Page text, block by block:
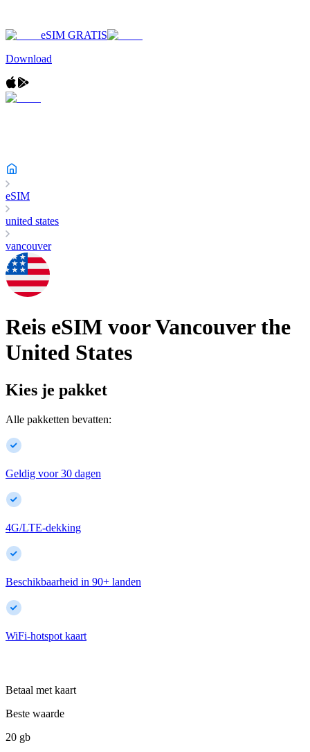
eSIM GRATIS
Download
eSIM
united states
vancouver
Reis eSIM voorVancouver the
United States
Kies je pakket
Alle pakketten bevatten:
Geldig voor 30 dagen
4G/LTE-dekking
Beschikbaarheid in 90+ landen
WiFi-hotspot kaart
Betaal met kaart
Beste waarde
20 gb